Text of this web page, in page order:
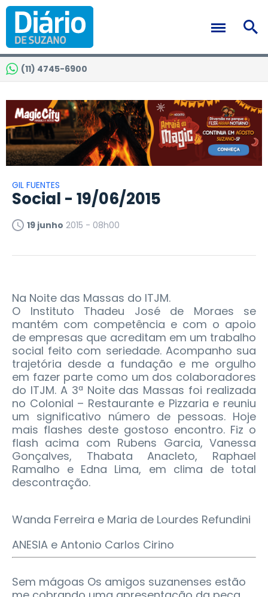
(11) 4745-6900
GIL FUENTES
Social - 19/06/2015
19 junho 2015 - 08h00
Na Noite das Massas do ITJM.
O Instituto Thadeu José de Moraes se
mantém com competência e com o apoio
de empresas que acreditam em um trabalho
social feito com seriedade. Acompanho sua
trajetória desde a fundação e me orgulho
em fazer parte como um dos colaboradores
do ITJM. A 3ª Noite das Massas foi realizada
no Colonial – Restaurante e Pizzaria e reuniu
um significativo número de pessoas. Hoje
mais flashes deste gostoso encontro. Fiz o
flash acima com Rubens Garcia, Vanessa
Gonçalves, Thabata Anacleto, Raphael
Ramalho e Edna Lima, em clima de total
descontração.
Wanda Ferreira e Maria de Lourdes Refundini
ANESIA e Antonio Carlos Cirino
Sem mágoas Os amigos suzanenses estão